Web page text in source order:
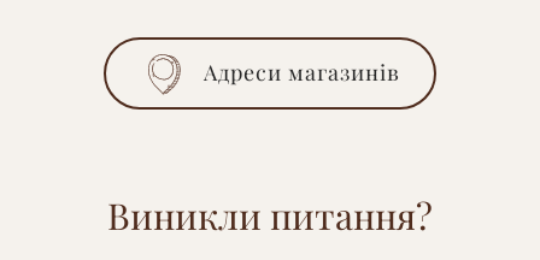
Адреси магазинів
Виникли питання?